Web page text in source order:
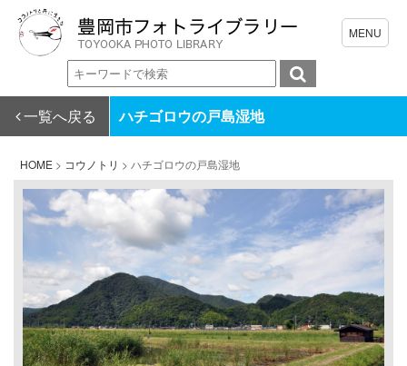
一覧へ戻る ハチゴロウの戸島湿地
HOME > コウノトリ > ハチゴロウの戸島湿地